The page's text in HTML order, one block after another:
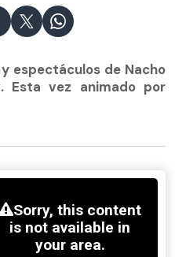
espectáculos de Nacho
Esta vez animado por